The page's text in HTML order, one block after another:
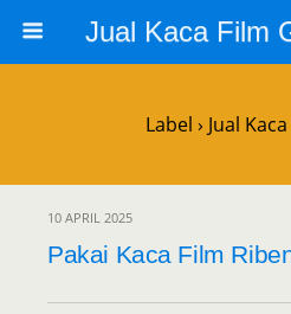
Label › Jual
10 APRIL 2025
Pakai Kaca Film